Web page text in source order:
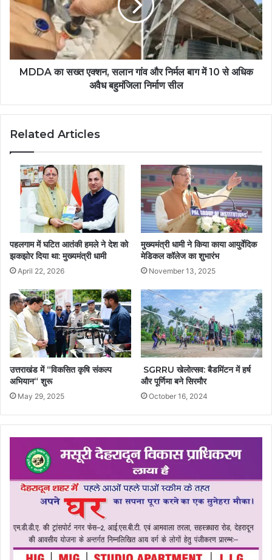
MDDA का सख्त एक्शन, सलान गांव और निर्मल बाग में 10 से अधिक
अवैध बहुमंजिला निर्माण सील
Related Articles
पहलगाम में घटित आतंकी हमले ने देश को
झकझोर दिया था: मुख्यमंत्री धामी
April 22, 2026
मुख्यमंत्री धामी ने किया काया आयुर्वेदिक
मेडिकल कॉलेज का शुभारंभ
November 13, 2025
उत्तराखंड में “विकसित कृषि संकल्प
अभियान“ शुरू
May 29, 2025
SGRRU खेलोत्सव: बैडमिंटन में हर्ष
और पूर्णिमा बने सिरमौर
October 16, 2024